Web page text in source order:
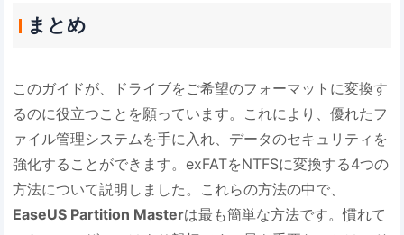
まとめ
このガイドが、ドライブをご希望のフォーマットに変換す
るのに役立つことを願っています。これにより、優れたフ
ァイル管理システムを手に入れ、データのセキュリティを
強化することができます。exFATをNTFSに変換する4つの
方法について説明しました。これらの方法の中で、
EaseUS Partition Masterは最も簡単な方法です。慣れて